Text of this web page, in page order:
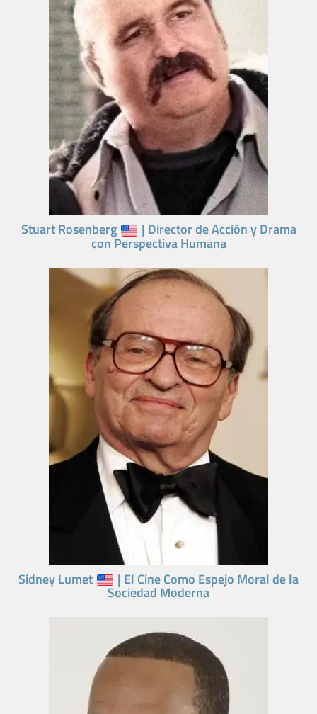
Stuart Rosenberg | Director de Acción y Drama
con Perspectiva Humana
Sidney Lumet | El Cine Como Espejo Moral de la
Sociedad Moderna